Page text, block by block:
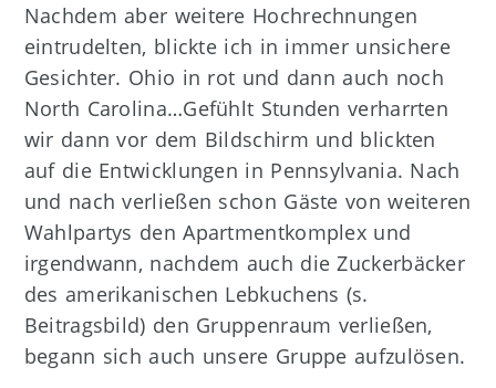
Nachdem aber weitere Hochrechnungen
eintrudelten, blickte ich in immer unsichere
Gesichter. Ohio in rot und dann auch noch
North Carolina…Gefühlt Stunden verharrten
wir dann vor dem Bildschirm und blickten
auf die Entwicklungen in Pennsylvania. Nach
und nach verließen schon Gäste von weiteren
Wahlpartys den Apartmentkomplex und
irgendwann, nachdem auch die Zuckerbäcker
des amerikanischen Lebkuchens (s.
Beitragsbild) den Gruppenraum verließen,
begann sich auch unsere Gruppe aufzulösen.